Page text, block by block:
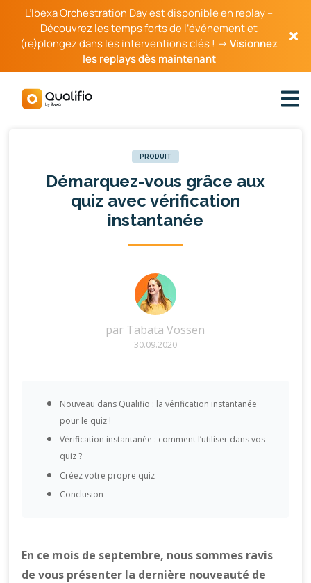
L’Ibexa Orchestration Day est disponible en replay –
Découvrez les temps forts de l’événement et
(re)plongez dans les interventions clés ! →Visionnez
les replays dès maintenant
PRODUIT
Démarquez-vous grâce aux
quiz avec vérification
instantanée
par Tabata Vossen
30.09.2020
Nouveau dans Qualifio : la vérification instantanée
pour le quiz !
Vérification instantanée : comment l’utiliser dans vos
quiz ?
Créez votre propre quiz
Conclusion
En ce mois de septembre, nous sommes ravis
de vous présenter la dernière nouveauté de